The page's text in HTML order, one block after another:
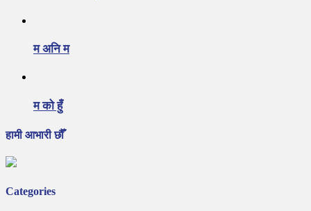
म अनि म
म को हुँ
हामी आभारी छौँ
Categories